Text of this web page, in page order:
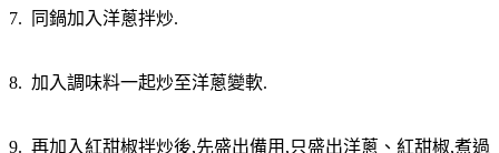
7. 同鍋加入洋蔥拌炒.
8. 加入調味料一起炒至洋蔥變軟.
9. 再加入紅甜椒拌炒後,先盛出備用,只盛出洋蔥、紅甜椒,煮過